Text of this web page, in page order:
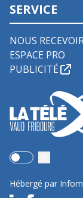
SERVICE
NOUS
ESPACE PRO
PUBLICITÉ
Use setting
Hébergé par